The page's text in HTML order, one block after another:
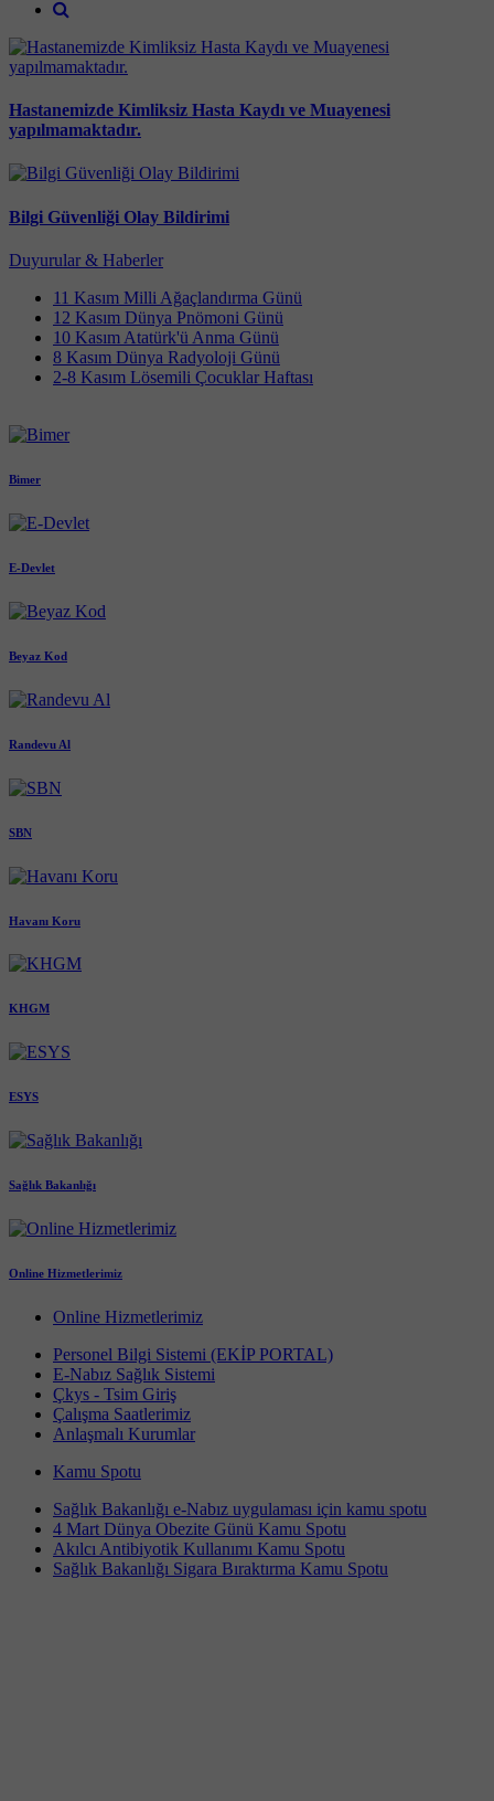
Hastanemizde Kimliksiz Hasta Kaydı ve Muayenesi
yapılmamaktadır.
Bilgi Güvenliği Olay Bildirimi
Duyurular & Haberler
11 Kasım Milli Ağaçlandırma Günü
12 Kasım Dünya Pnömoni Günü
10 Kasım Atatürk'ü Anma Günü
8 Kasım Dünya Radyoloji Günü
2-8 Kasım Lösemili Çocuklar Haftası
Bimer
E-Devlet
Beyaz Kod
Randevu Al
SBN
Havanı Koru
KHGM
ESYS
Sağlık Bakanlığı
Online Hizmetlerimiz
Online Hizmetlerimiz
Personel Bilgi Sistemi (EKİP PORTAL)
E-Nabız Sağlık Sistemi
Çkys - Tsim Giriş
Çalışma Saatlerimiz
Anlaşmalı Kurumlar
Kamu Spotu
Sağlık Bakanlığı e-Nabız uygulaması için kamu spotu
4 Mart Dünya Obezite Günü Kamu Spotu
Akılcı Antibiyotik Kullanımı Kamu Spotu
Sağlık Bakanlığı Sigara Bıraktırma Kamu Spotu